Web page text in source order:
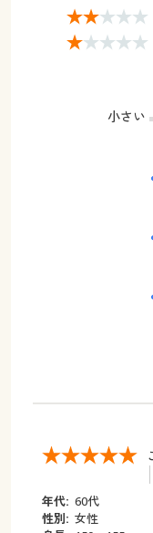
小さい
年代: 60代
性別: 女性